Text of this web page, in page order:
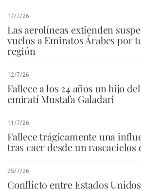
17/7/26
Las aerolíneas extienden
vuelos a Emiratos Árabes por
región
12/7/26
Fallece a los 24 años un hijo
emiratí Mustafa Galadari
11/7/26
Fallece trágicamente una
tras caer desde un rascacielos
25/7/26
Conflicto entre Estados